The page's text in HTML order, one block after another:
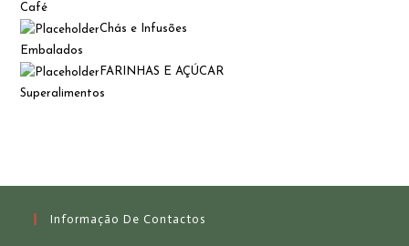
Café
Chás e Infusões
Embalados
FARINHAS E AÇÚCAR
Superalimentos
Informação De Contactos